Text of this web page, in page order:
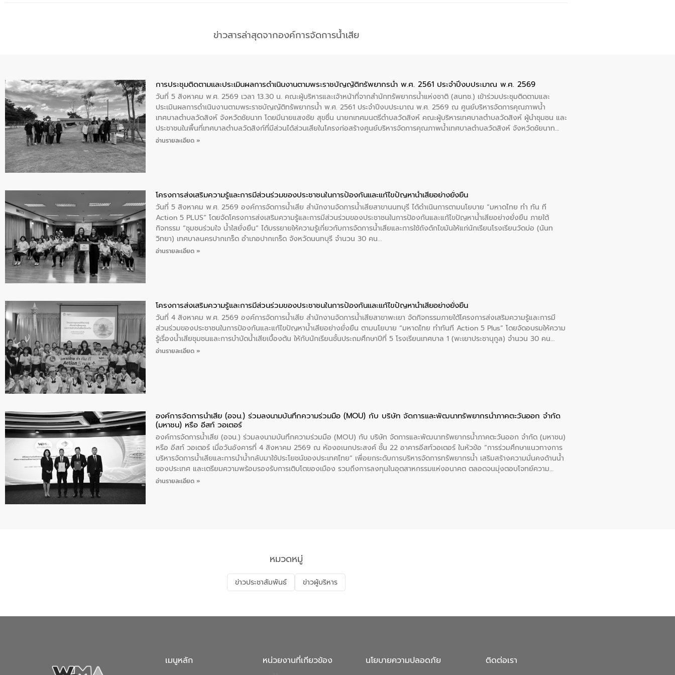
ข่าวสารล่าสุดจากองค์การจัดการน้ำเสีย
การประชุมติดตามและประเมินผลการดำเนินงานตามพระราชบัญญัติทรัพยากรน้ำ พ.ศ. 2561 ประจำปีงบประมาณ พ.ศ. 2569
วันที่ 5 สิงหาคม พ.ศ. 2569 เวลา 13.30 น. คณะผู้บริหารและเจ้าหน้าที่จากสำนักทรัพยากรน้ำแห่งชาติ (สนทช.) เข้าร่วมประชุมติดตามและ
ประเมินผลการดำเนินงานตามพระราชบัญญัติทรัพยากรน้ำ พ.ศ. 2561 ประจำปีงบประมาณ พ.ศ. 2569 ณ ศูนย์บริหารจัดการคุณภาพน้ำ
เทศบาลตำบลวัดสิงห์ จังหวัดชัยนาท โดยมีนายแสงชัย สุขชื่น นายกเทศมนตรีตำบลวัดสิงห์ คณะผู้บริหารเทศบาลตำบลวัดสิงห์ ผู้นำชุมชน และ
ประชาชนในพื้นที่เทศบาลตำบลวัดสิงก์ที่มีส่วนได้ส่วนเสียในโครงก่อสร้างศูนย์บริหารจัดการคุณภาพน้ำเทศบาลตำบลวัดสิงห์ จังหวัดชัยนาท
ให้การต้อนรับ
อ่านรายละเอียด »
โครงการส่งเสริมความรู้และการมีส่วนร่วมของประชาชนในการป้องกันและแก้ไขปัญหาน้ำเสียอย่างยั่งยืน
วันที่ 5 สิงหาคม พ.ศ. 2569 องค์การจัดการน้ำเสีย สำนักงานจัดการน้ำเสียสาขานนทบุรี ได้ดำเนินการตามนโยบาย “มหาดไทย ทำ ทัน ที
Action 5 PLUS” โดยจัดโครงการส่งเสริมความรู้และการมีส่วนร่วมของประชาชนในการป้องกันและแก้ไขปัญหาน้ำเสียอย่างยั่งยืน ภายใต้
กิจกรรม “ชุมชนร่วมใจ น้ำใสยั่งยืน” ได้บรรยายให้ความรู้เกี่ยวกับการจัดการน้ำเสียและการใช้ถังดักไขมันให้แก่นักเรียนโรงเรียนวัดบ่อ (นันท
วิทยา) เทศบาลนครปากเกร็ด อำเภอปากเกร็ด จังหวัดนนทบุรี จำนวน 30 คน
อ่านรายละเอียด »
โครงการส่งเสริมความรู้และการมีส่วนร่วมของประชาชนในการป้องกันและแก้ไขปัญหาน้ำเสียอย่างยั่งยืน
วันที่ 4 สิงหาคม พ.ศ. 2569 องค์การจัดการน้ำเสีย สำนักงานจัดการน้ำเสียสาขาพะเยา จัดกิจกรรมภายใต้โครงการส่งเสริมความรู้และการมี
ส่วนร่วมของประชาชนในการป้องกันและแก้ไขปัญหาน้ำเสียอย่างยั่งยืน ตามนโยบาย “มหาดไทย ทำทันที Action 5 Plus” โดยจัดอบรมให้ความ
รู้เรื่องน้ำเสียชุมชนและการบำบัดน้ำเสียเบื้องต้น ให้กับนักเรียนชั้นประถมศึกษาปีที่ 5 โรงเรียนเทศบาล 1 (พะเยาประชานุกูล) จำนวน 30 คน
อ่านรายละเอียด »
องค์การจัดการน้ำเสีย (อจน.) ร่วมลงนามบันทึกความร่วมมือ (MOU) กับ บริษัท จัดการและพัฒนาทรัพยากรน้ำภาคตะวันออก จำกัด
(มหาชน) หรือ อีสท์ วอเตอร์
องค์การจัดการน้ำเสีย (อจน.) ร่วมลงนามบันทึกความร่วมมือ (MOU) กับ บริษัท จัดการและพัฒนาทรัพยากรน้ำภาคตะวันออก จำกัด (มหาชน)
หรือ อีสท์ วอเตอร์ เมื่อวันอังคารที่ 4 สิงหาคม 2569 ณ ห้องอเนกประสงค์ ชั้น 22 อาคารอีสท์วอเตอร์ ในหัวข้อ “การร่วมศึกษาแนวทางการ
บริหารจัดการน้ำเสียและการนำน้ำกลับมาใช้ประโยชน์ของประเทศไทย” เพื่อยกระดับการบริหารจัดการทรัพยากรน้ำ เสริมสร้างความมั่นคงด้านน้ำ
ของประเทศ และเตรียมความพร้อมรองรับการเติบโตของเมือง รวมถึงการลงทุนในอุตสาหกรรมแห่งอนาคต ตลอดจนมุ่งตอบโจทย์ความ
ท้าทายจากวิกฤตการเปลี่ยนแปลงสภาพภูมิอากาศและความเสี่ยงภัยแล้งในระยะยาว การประสานความร่วมมือในครั้งนี้เป็นการดึงจุดแข็งและ
ตลอดระบบ โดยการนำน้ำบำบัดกลับมาใช้ใหม่จะช่วยลดการพึ่งพาน้ำธรรมชาติและสร้างสมดุลทางเศรษฐกิจและสิ่งแวดล้อมได้อย่างเป็นรูปธรรม
ความร่วมมือระหว่างภาครัฐและภาคเอกชนในครั้งนี้ นับเป็นก้าวสำคัญของ องค์การจัดการน้ำเสีย (อจน.) ในการร่วมวางรากฐานโครงสร้างพื้น
ฐานด้านน้ำของประเทศ เพื่อยกระดับประสิทธิภาพการใช้ทรัพยากรน้ำให้เกิดประโยชน์สูงสุดและเป็นไปตามมาตรฐานสากล
อ่านรายละเอียด »
หมวดหมู่
ข่าวประชาสัมพันธ์ ข่าวผู้บริหาร
เมนูหลัก หน่วยงานที่เกียวข้อง นโยบายความปลอดภัย ติดต่อเรา